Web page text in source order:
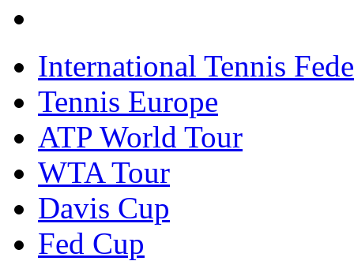
International Tennis
Tennis Europe
ATP World Tour
WTA Tour
Davis Cup
Fed Cup